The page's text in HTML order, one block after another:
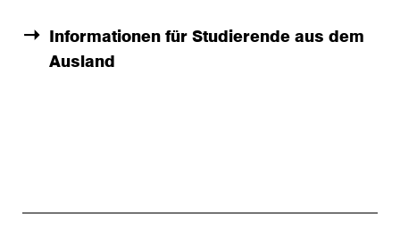
Informationen für Studierende aus dem
Ausland